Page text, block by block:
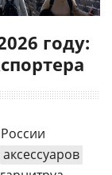
году:
аксессуаров